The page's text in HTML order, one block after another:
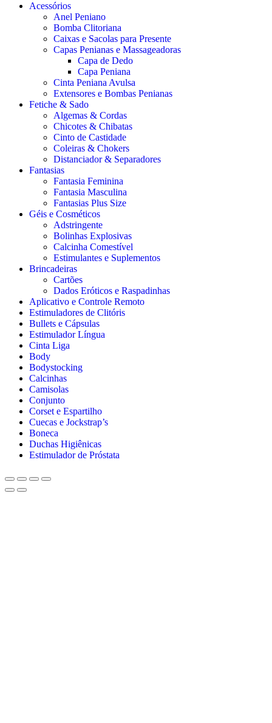
Acessórios
Anel Peniano
Bomba Clitoriana
Caixas e Sacolas para Presente
Capas Penianas e Massageadoras
Capa de Dedo
Capa Peniana
Cinta Peniana Avulsa
Extensores e Bombas Penianas
Fetiche & Sado
Algemas & Cordas
Chicotes & Chibatas
Cinto de Castidade
Coleiras & Chokers
Distanciador & Separadores
Fantasias
Fantasia Feminina
Fantasia Masculina
Fantasias Plus Size
Géis e Cosméticos
Adstringente
Bolinhas Explosivas
Calcinha Comestível
Estimulantes e Suplementos
Brincadeiras
Cartões
Dados Eróticos e Raspadinhas
Aplicativo e Controle Remoto
Estimuladores de Clitóris
Bullets e Cápsulas
Estimulador Língua
Cinta Liga
Body
Bodystocking
Calcinhas
Camisolas
Conjunto
Corset e Espartilho
Cuecas e Jockstrap’s
Boneca
Duchas Higiênicas
Estimulador de Próstata